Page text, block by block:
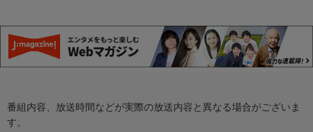
番組内容、放送時間などが実際の放送内容と異なる場合がございま
す。